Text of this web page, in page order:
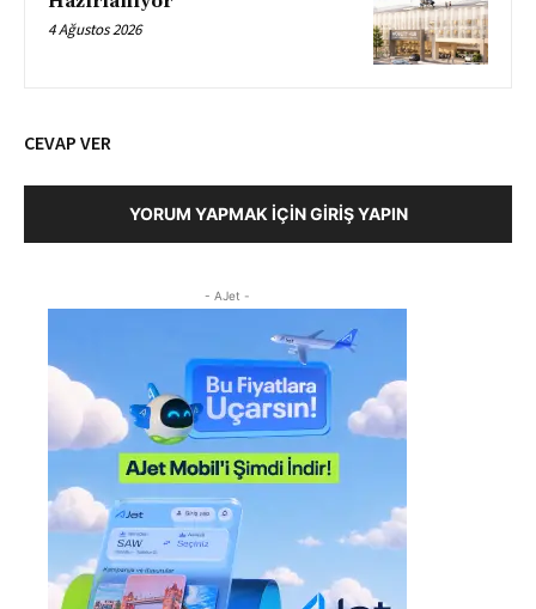
4 Ağustos 2026
CEVAP VER
YORUM YAPMAK İÇIN GIRIŞ YAPIN
- AJet -